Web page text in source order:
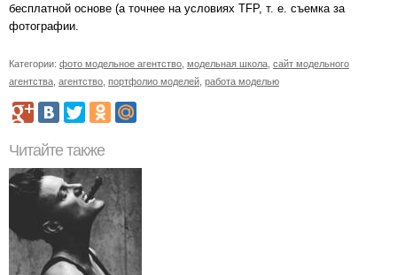
бесплатной основе (а точнее на условиях TFP, т. е. съемка за
фотографии.
Категории: фото модельное агентство модельная школа сайт модельного
агентства агентство портфолио моделей работа моделью
Читайте также